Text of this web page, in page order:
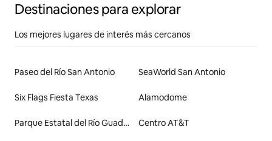
Destinaciones para explorar
Los mejores lugares de interés más cercanos
Paseo del Río San Antonio SeaWorld San Antonio
Six Flags Fiesta Texas Alamodome
Parque Estatal del Río Guadalupe Centro AT&T